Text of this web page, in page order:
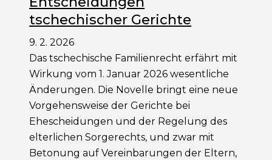
tschechischer Gerichte
9. 2. 2026
Das tschechische Familienrecht erfährt mit
Wirkung vom 1. Januar 2026 wesentliche
Änderungen. Die Novelle bringt eine neue
Vorgehensweise der Gerichte bei
Ehescheidungen und der Regelung des
elterlichen Sorgerechts, und zwar mit
Betonung auf Vereinbarungen der Eltern,